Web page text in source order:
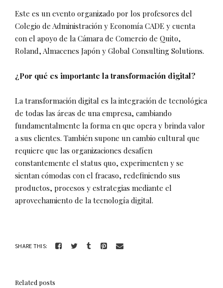
Este es un evento organizado por los profesores del
Colegio de Administración y Economía CADE y cuenta
con el apoyo de la Cámara de Comercio de Quito,
Roland, Almacenes Japón y Global Consulting Solutions.
¿Por qué es importante la transformación digital?
La transformación digital es la integración de tecnológica
de todas las áreas de una empresa, cambiando
fundamentalmente la forma en que opera y brinda valor
a sus clientes. También supone un cambio cultural que
requiere que las organizaciones desafíen
constantemente el status quo, experimenten y se
sientan cómodas con el fracaso, redefiniendo sus
productos, procesos y estrategias mediante el
aprovechamiento de la tecnología digital.
SHARE THIS:
Related posts